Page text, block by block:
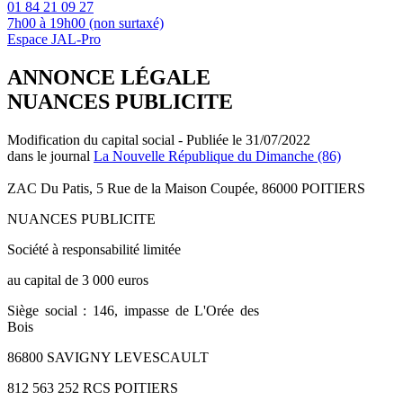
01 84 21 09 27
7h00 à 19h00 (non surtaxé)
Espace JAL-Pro
ANNONCE LÉGALE
NUANCES PUBLICITE
Modification du capital social - Publiée le 31/07/2022
dans le journal La Nouvelle République du Dimanche (86)
ZAC Du Patis, 5 Rue de la Maison Coupée, 86000 POITIERS
NUANCES PUBLICITE
Société à responsabilité limitée
au capital de 3 000 euros
Siège social : 146, impasse de L'Orée des
Bois
86800 SAVIGNY LEVESCAULT
812 563 252 RCS POITIERS